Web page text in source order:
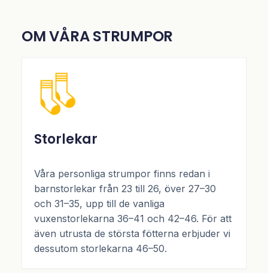
OM VÅRA STRUMPOR
Storlekar
Våra personliga strumpor finns redan i
barnstorlekar från 23 till 26, över 27–30
och 31–35, upp till de vanliga
vuxenstorlekarna 36–41 och 42–46. För att
även utrusta de största fötterna erbjuder vi
dessutom storlekarna 46–50.